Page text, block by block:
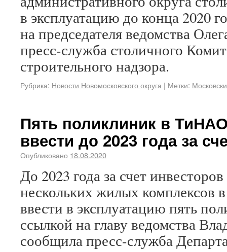
в эксплуатацию до конца 2020
на председателя ведомства
пресс-служба столичного
строительного надзора.
Рубрика: Новости Новомосковского округа | Метки:
Пять поликлиник в
ввести до 2023 года за
Опубликовано 18.08.2020
До 2023 года за счет
нескольких жилых комплексов
ввести в эксплуатацию пять
ссылкой на главу ведомства
сообщила пресс-служба